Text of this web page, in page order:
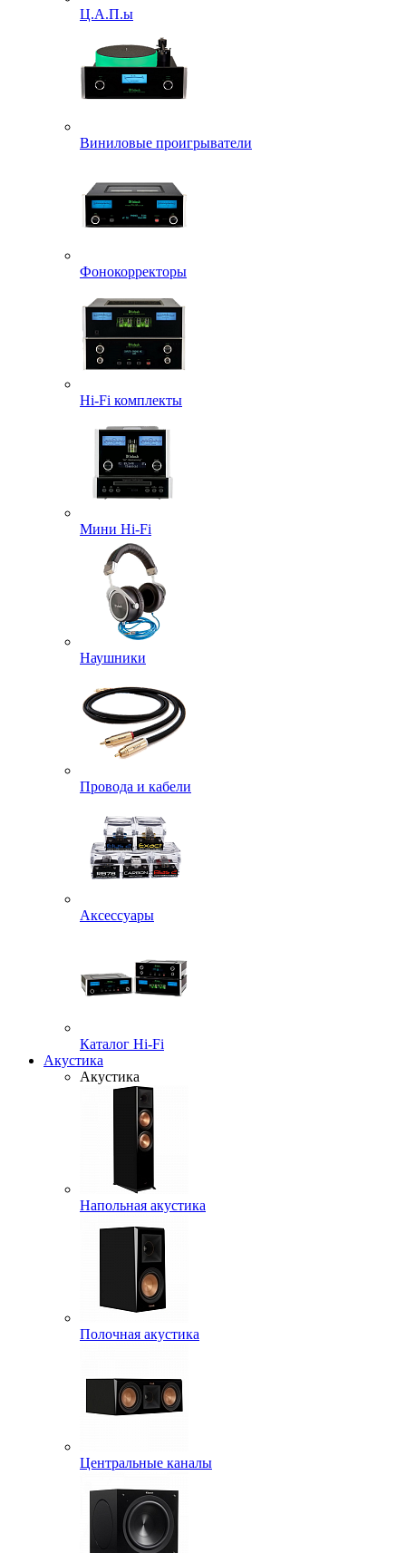
Ц.А.П.ы
Виниловые проигрыватели
Фонокорректоры
Hi-Fi комплекты
Мини Hi-Fi
Наушники
Провода и кабели
Аксессуары
Каталог Hi-Fi
Акустика
Акустика
Напольная акустика
Полочная акустика
Центральные каналы